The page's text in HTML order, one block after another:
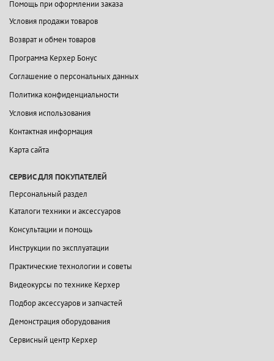
Помощь при оформлении заказа
Условия продажи товаров
Возврат и обмен товаров
Программа Керхер Бонус
Соглашение о персональных данных
Политика конфиденциальности
Условия использования
Контактная информация
Карта сайта
СЕРВИС ДЛЯ ПОКУПАТЕЛЕЙ
Персональный раздел
Каталоги техники и аксессуаров
Консультации и помощь
Инструкции по эксплуатации
Практические технологии и советы
Видеокурсы по технике Керхер
Подбор аксессуаров и запчастей
Демонстрация оборудования
Сервисный центр Керхер